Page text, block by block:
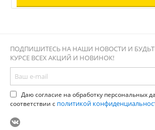
ПОДПИШИТЕСЬ НА НАШИ НОВОСТИ И
КУРСЕ ВСЕХ АКЦИЙ И НОВИНОК!
Даю согласие на обработку персональных
соответствии с политикой